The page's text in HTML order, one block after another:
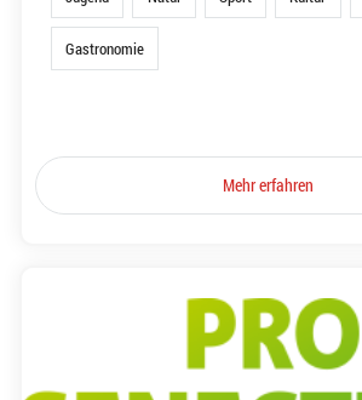
Gastronomie
Mehr erfahren